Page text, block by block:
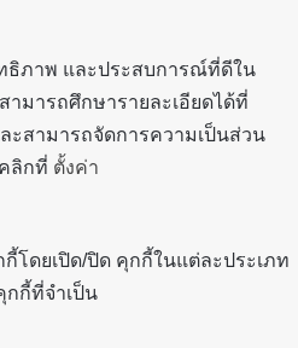
ธิภาพ และประสบการณ์ที่ดีใน
มารถศึกษารายละเอียดได้ที่
ะสามารถจัดการความเป็นส่วน
ลิกที่ ตั้งค่า
โดยเปิด/ปิด คุกกี้ในแต่ละประเภท
กกี้ที่จำเป็น